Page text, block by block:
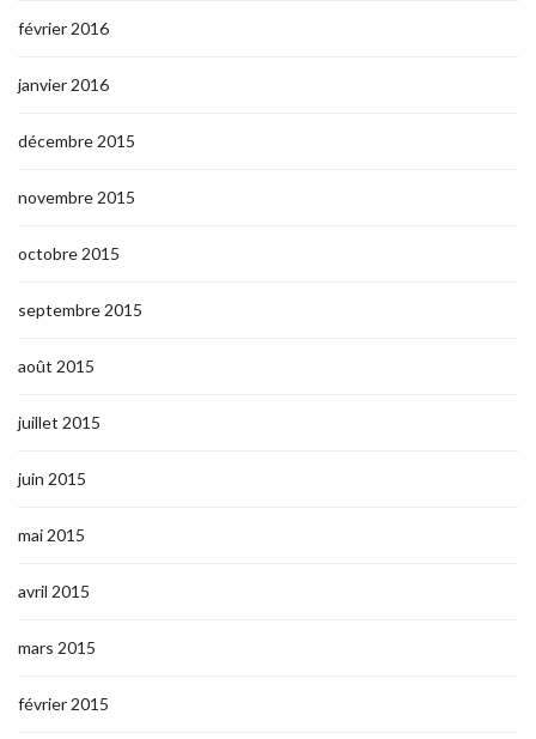
février 2016
janvier 2016
décembre 2015
novembre 2015
octobre 2015
septembre 2015
août 2015
juillet 2015
juin 2015
mai 2015
avril 2015
mars 2015
février 2015